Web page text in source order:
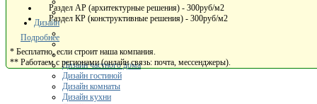
Дизайн
Дизайн частного дома
Дизайн гостиной
Дизайн комнаты
Дизайн кухни
Раздел АР (архитектурные решения) - 300руб/м2
Раздел КР (конструктивные решения) - 300руб/м2
Подробнее
* Бесплатно, если строит наша компания.
** Работаем с регионами (онлайн связь: почта, мессенджеры).